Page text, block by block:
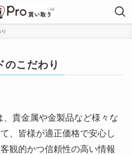
のこだわり
貴金属や金製品など様々な
、皆様が適正価格で安心し
観的かつ信頼性の高い情報